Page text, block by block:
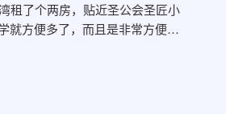
租了个两房，贴近圣公会圣匠小
就方便多了，而且是非常方便…